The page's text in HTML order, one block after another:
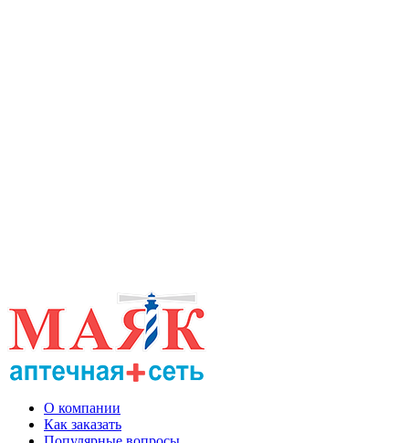
О компании
Как заказать